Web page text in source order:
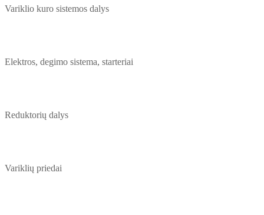
Variklio kuro sistemos dalys
Elektros, degimo sistema, starteriai
Reduktorių dalys
Variklių priedai